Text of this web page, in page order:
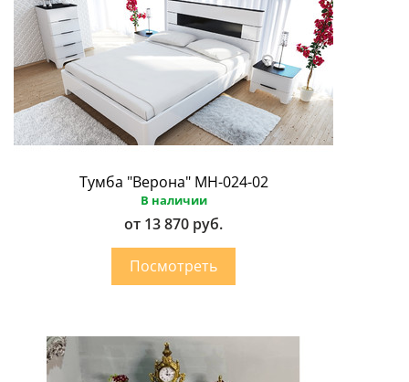
Тумба "Верона" МН-024-02
В наличии
от 13 870 руб.